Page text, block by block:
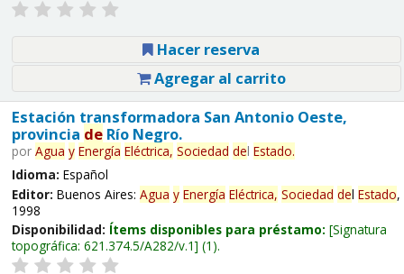
Hacer reserva
Agregar al carrito
Estación transformadora San Antonio Oeste,
provincia deRío Negro.
por Agua y Energía Eléctrica, Sociedad del Estado.
Idioma: Español
Editor: Buenos Aires: Agua y Energía Eléctrica, Sociedad del Estado,
1998
Disponibilidad: Ítems disponibles para préstamo: Signatura
topográfica: 621.374.5/A282/v.1 (1).